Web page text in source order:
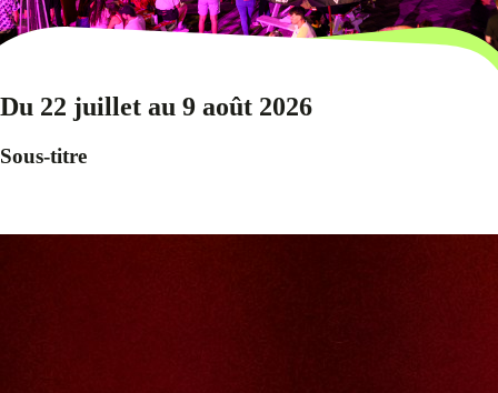
Du 22 juillet au 9 août 2026
Sous-titre